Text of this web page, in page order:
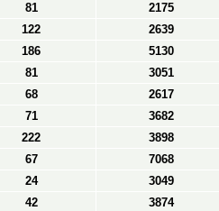
81 2175
122 2639
186 5130
81 3051
68 2617
71 3682
222 3898
67 7068
24 3049
42 3874